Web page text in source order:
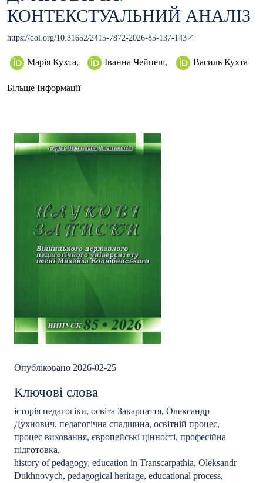
КОНТЕКСТУАЛЬНИЙ АНАЛІЗ
https://doi.org/10.31652/2415-7872-2026-85-137-143
Марія Кухта, Іванна Чейпеш, Василь Кухта
Більше Інформації
Опубліковано 2026-02-25
Ключові слова
історія педагогіки, освіта Закарпаття, Олександр
Духнович, педагогічна спадщина, освітній процес,
процес виховання, європейські цінності, професійна
підготовка,
history of pedagogy, education in Transcarpathia, Oleksandr
Dukhnovych, pedagogical heritage, educational process,